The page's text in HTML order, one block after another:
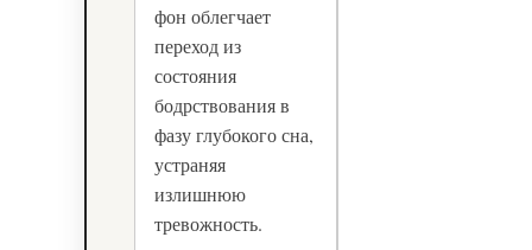
фон облегчает
переход из
состояния
бодрствования в
фазу глубокого сна,
устраняя
излишнюю
тревожность.